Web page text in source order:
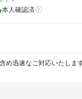
本人確認済
め迅速なご対応いたします